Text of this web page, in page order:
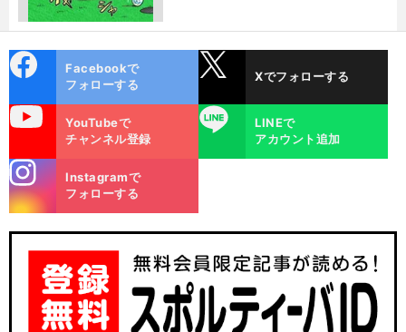
ok
Facebookで
フォローする
Xでフォローする
YouTubeで
チャンネル登録
LINE
LINEで
アカウント追加
m
Instagramで
フォローする